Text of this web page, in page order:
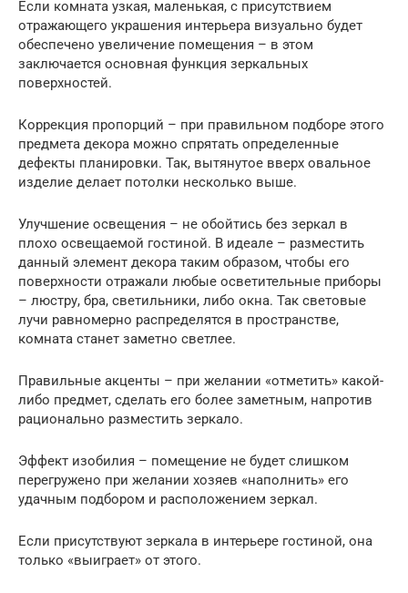
Если комната узкая, маленькая, с присутствием
отражающего украшения интерьера визуально будет
обеспечено увеличение помещения – в этом
заключается основная функция зеркальных
поверхностей.
Коррекция пропорций – при правильном подборе этого
предмета декора можно спрятать определенные
дефекты планировки. Так, вытянутое вверх овальное
изделие делает потолки несколько выше.
Улучшение освещения – не обойтись без зеркал в
плохо освещаемой гостиной. В идеале – разместить
данный элемент декора таким образом, чтобы его
поверхности отражали любые осветительные приборы
– люстру, бра, светильники, либо окна. Так световые
лучи равномерно распределятся в пространстве,
комната станет заметно светлее.
Правильные акценты – при желании «отметить» какой-
либо предмет, сделать его более заметным, напротив
рационально разместить зеркало.
Эффект изобилия – помещение не будет слишком
перегружено при желании хозяев «наполнить» его
удачным подбором и расположением зеркал.
Если присутствуют зеркала в интерьере гостиной, она
только «выиграет» от этого.